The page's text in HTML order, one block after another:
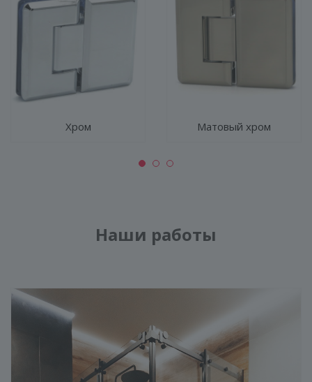
Хром Матовый хром
Наши работы